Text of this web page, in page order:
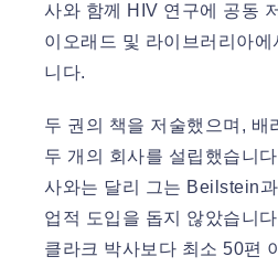
사와 함께 HIV 연구에 공동
이오래드 및 라이브러리아
니다.
두 권의 책을 저술했으며, 배
두 개의 회사를 설립했습니
사와는 달리 그는 Beilstein
업적 도입을 돕지 않았습니
클라크 박사보다 최소 50편